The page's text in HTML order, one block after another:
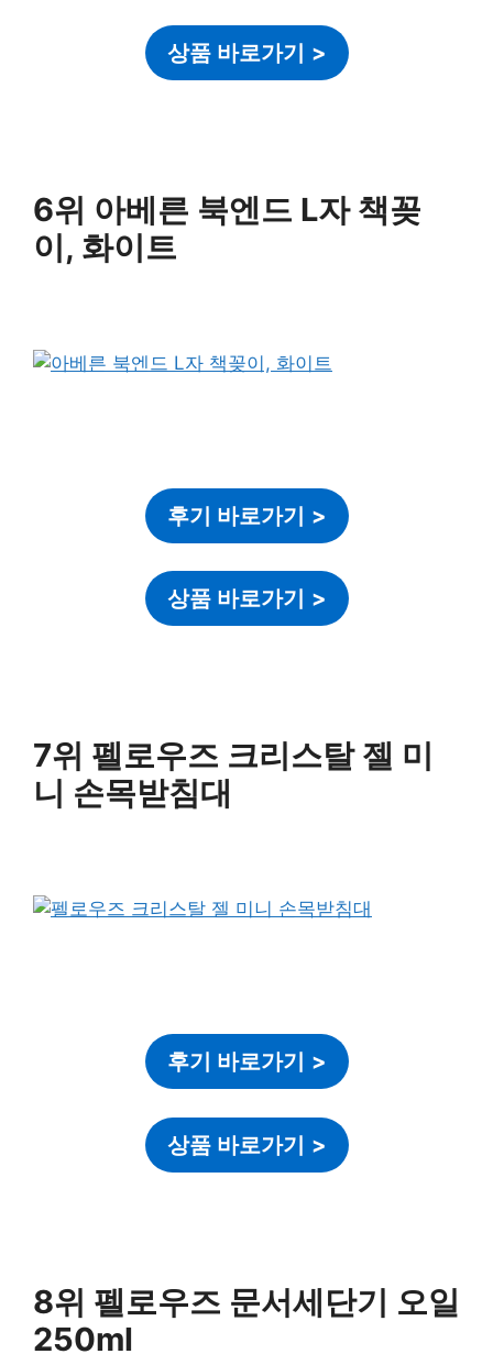
상품 바로가기 >
6위 아베른 북엔드 L자 책꽂
이, 화이트
후기 바로가기 >
상품 바로가기 >
7위 펠로우즈 크리스탈 젤 미
니 손목받침대
후기 바로가기 >
상품 바로가기 >
8위 펠로우즈 문서세단기 오일
250ml